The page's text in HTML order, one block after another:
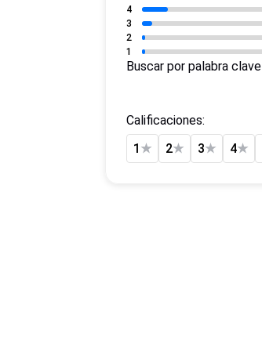
4
3
2
1
Buscar por palabra clave
Calificaciones:
1 ★ 2★ 3★ 4★